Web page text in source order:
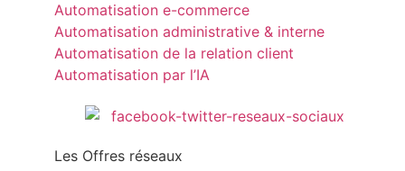
Automatisation e-commerce
Automatisation administrative & interne
Automatisation de la relation client
Automatisation par l’IA
Les Offres réseaux